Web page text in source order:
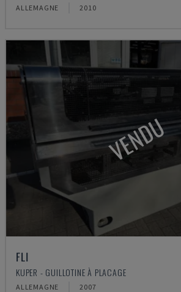
ALLEMAGNE 2010
VENDU
FLI
KUPER - GUILLOTINE À PLACAGE
ALLEMAGNE 2007